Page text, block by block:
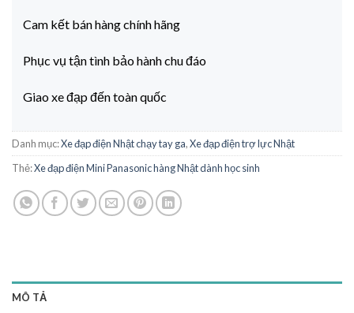
Cam kết bán hàng chính hãng
Phục vụ tận tình bảo hành chu đáo
Giao xe đạp đến toàn quốc
Danh mục:Xe đạp điện Nhật chạy tay ga,Xe đạp điện trợ lực Nhật
Thẻ:Xe đạp điện Mini Panasonic hàng Nhật dành học sinh
MÔ TẢ